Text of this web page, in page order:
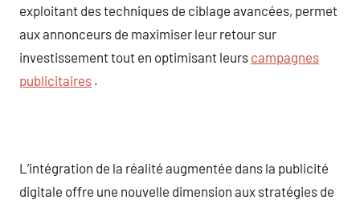
exploitant des techniques de ciblage avancées, permet
aux annonceurs de maximiser leur retour sur
investissement tout en optimisant leurs campagnes
publicitaires .
L’intégration de la réalité augmentée dans la publicité
digitale offre une nouvelle dimension aux stratégies de